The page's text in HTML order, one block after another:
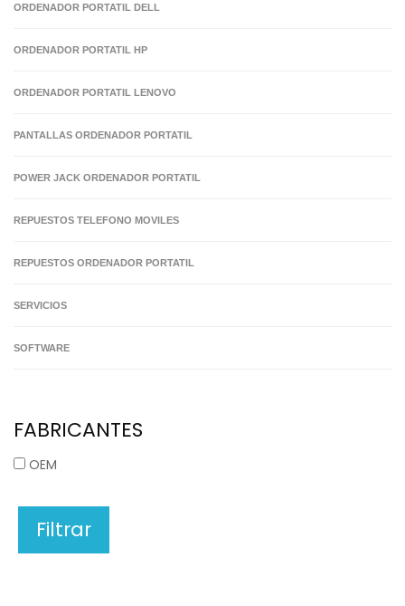
ORDENADOR PORTATIL DELL
ORDENADOR PORTATIL HP
ORDENADOR PORTATIL LENOVO
PANTALLAS ORDENADOR PORTATIL
POWER JACK ORDENADOR PORTATIL
REPUESTOS TELEFONO MOVILES
REPUESTOS ORDENADOR PORTATIL
SERVICIOS
SOFTWARE
FABRICANTES
OEM
Filtrar